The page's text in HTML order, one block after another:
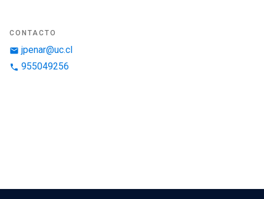
CONTACTO
email jpenar@uc.cl
phone 955049256